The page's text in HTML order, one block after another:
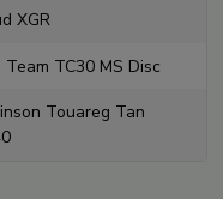
XGR
TC30 MS Disc
Touareg Tan